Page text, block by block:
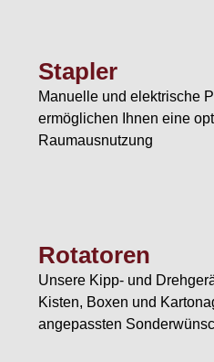
Stapler
Manuelle und elektrische
ermöglichen Ihnen eine
Raumausnutzung
Rotatoren
Unsere Kipp- und
Kisten, Boxen und
angepassten